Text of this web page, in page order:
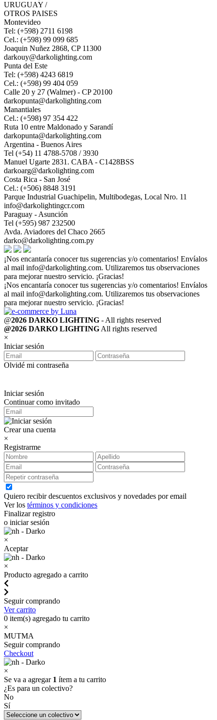
URUGUAY /
OTROS PAISES
Montevideo
Tel: (+598) 2711 6198
Cel.: (+598) 99 099 685
Joaquin Nuñez 2868, CP 11300
darkouy@darkolighting.com
Punta del Este
Tel: (+598) 4243 6819
Cel.: (+598) 99 404 059
Calle 20 y 27 (Walmer) - CP 20100
darkopunta@darkolighting.com
Manantiales
Cel.: (+598) 97 354 422
Ruta 10 entre Maldonado y Sarandí
darkopunta@darkolighting.com
Argentina - Buenos Aires
Tel (+54) 11 4788-5708 / 3930
Manuel Ugarte 2831. CABA - C1428BSS
darkoarg@darkolighting.com
Costa Rica - San José
Cel.: (+506) 8848 3191
Parque Industrial Guachipelin, Multibodegas, Local Nro. 11
info@darkolightingcr.com
Paraguay - Asunción
Tel (+595) 987 232500
Avda. Aviadores del Chaco 2665
darko@darkolighting.com.py
¡Nos encantaría conocer tus sugerencias y/o comentarios! Envíalos
al mail info@darkolighting.com. Utilizaremos tus observaciones
para mejorar nuestro servicio. ¡Gracias!
¡Nos encantaría conocer tus sugerencias y/o comentarios! Envíalos
al mail info@darkolighting.com. Utilizaremos tus observaciones
para mejorar nuestro servicio. ¡Gracias!
@2026 DARKO LIGHTING - All rights reserved
@2026 DARKO LIGHTINGAll rights reserved
×
Iniciar sesión
Olvidé mi contraseña
Iniciar sesión
Continuar como invitado
Crear una cuenta
×
Registrarme
Quiero recibir descuentos exclusivos y novedades por email
Ver los términos y condiciones
Finalizar registro
o iniciar sesión
×
Aceptar
×
Producto agregado a carrito
Seguir comprando
Ver carrito
0 item(s) agregado tu carrito
×
MUTMA
Seguir comprando
Checkout
×
Se va a agregar 1 ítem a tu carrito
¿Es para un colectivo?
No
Sí